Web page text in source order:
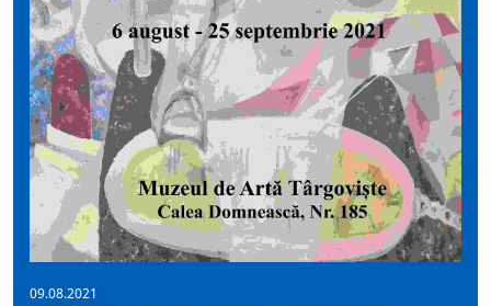
09.08.2021